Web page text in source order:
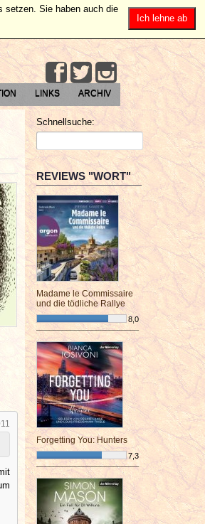
LINKS ARCHIV
Schnellsuche:
REVIEWS "WORT"
Madame le Commissaire
und die tödliche Rallye
8,0
¯¯¯¯¯¯¯¯¯¯¯¯¯¯¯¯¯¯¯¯¯¯¯¯
Forgetting You: Hunters
7,3
¯¯¯¯¯¯¯¯¯¯¯¯¯¯¯¯¯¯¯¯¯¯¯¯
Ich lehne ab
setzen. Sie haben auch die